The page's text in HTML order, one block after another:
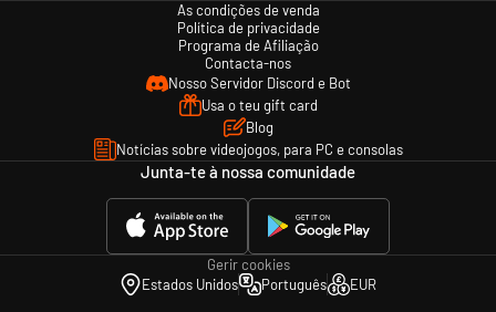
As condições de venda
Política de privacidade
Programa de Afiliação
Contacta-nos
Nosso Servidor Discord e Bot
Usa o teu gift card
Blog
Notícias sobre videojogos, para PC e consolas
Junta-te à nossa comunidade
Gerir cookies
Estados Unidos
Português EUR